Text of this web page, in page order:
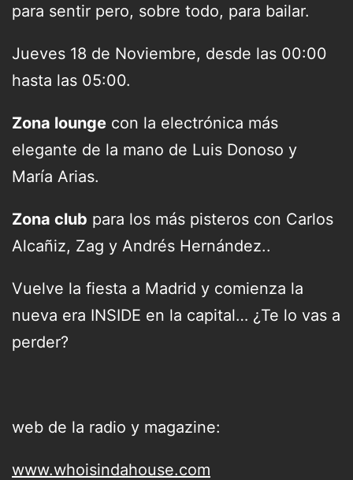
para sentir pero, sobre todo, para bailar.
Jueves 18 de Noviembre, desde las 00:00
hasta las 05:00.
Zona lounge con la electrónica más
elegante de la mano de Luis Donoso y
María Arias.
Zona club para los más pisteros con Carlos
Alcañiz, Zag y Andrés Hernández..
Vuelve la fiesta a Madrid y comienza la
nueva era INSIDE en la capital… ¿Te lo vas a
perder?
web de la radio y magazine:
www.whoisindahouse.com